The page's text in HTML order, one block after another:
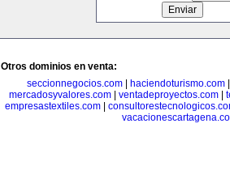
Otros dominios en venta:
seccionnegocios.com
haciendoturismo.com
mercadosyvalores.com| ventadeproyectos.com|
empresastextiles.com|